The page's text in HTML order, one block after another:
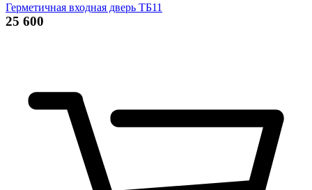
Герметичная входная дверь ТБ11
25 600